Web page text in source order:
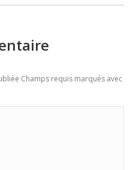
Champs requis marqués avec